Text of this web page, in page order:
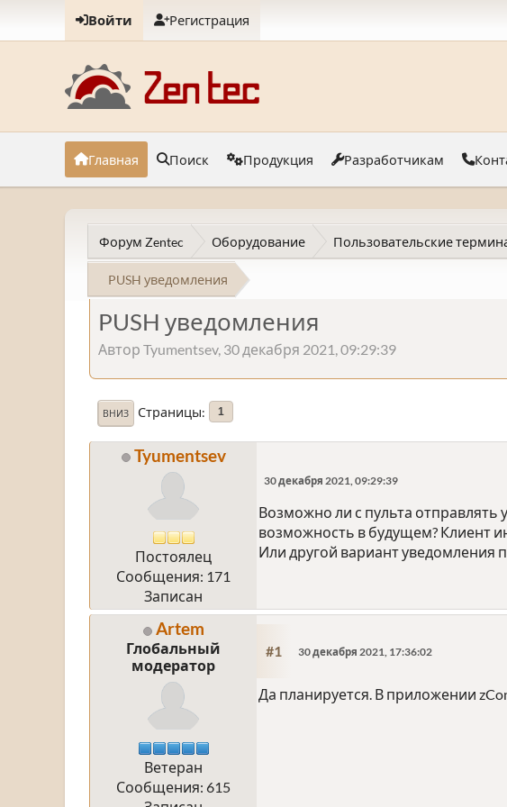
Войти Регистрация
Главная Поиск Продукция Разработчикам
Форум Zentec Оборудование Пользовательские
PUSH уведомления
PUSH уведомления
Автор Tyumentsev, 30 декабря 2021, 09:29:39
ВНИЗ Страницы 1
Tyumentsev
Постоялец
Сообщения: 171
Записан
30 декабря 2021, 09:29:39
Возможно ли с пульта отправлять
возможность в будущем? Клиент
Или другой вариант уведомления
Artem
Глобальный
модератор
Ветеран
Сообщения: 615
#1 30 декабря 2021, 17:36:02
Да планируется. В приложении